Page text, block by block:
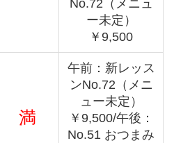
No.72（メニュ
ー未定）
￥9,500
満
午前：新レッス
ンNo.72（メニ
ュー未定）
￥9,500/午後：
No.51 おつまみ